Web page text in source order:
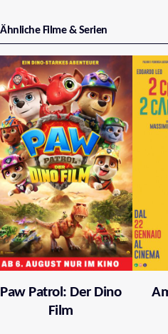
Ähnliche Filme & Serien
Paw Patrol: Der Dino
Film